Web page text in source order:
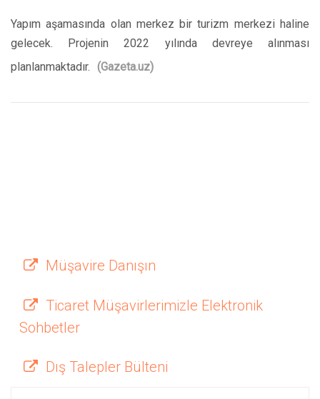
Yapım aşamasında olan merkez bir turizm merkezi haline
gelecek. Projenin 2022 yılında devreye alınması
planlanmaktadır. (Gazeta.uz)
Müşavire Danışın
Ticaret Müşavirlerimizle Elektronik
Sohbetler
Dış Talepler Bülteni